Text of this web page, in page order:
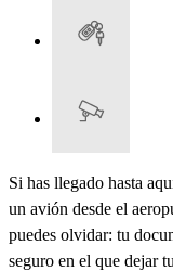
Si has llegado hasta
un avión desde el
puedes olvidar: tu
seguro en el que dejar